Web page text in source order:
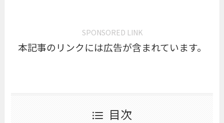
SPONSORED LINK
本記事のリンクには広告が含まれています。
目次